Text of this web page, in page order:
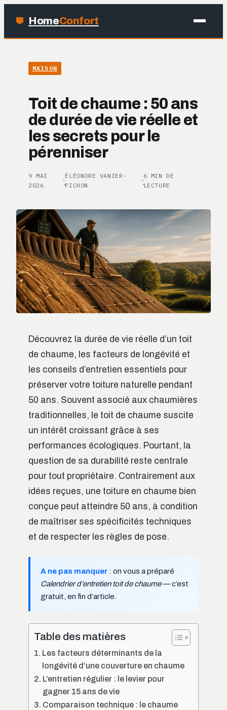
HomeConfort
JARDINAGE
DÉCO
MAISON
Toit de chaume : 50 ans
de durée de vie réelle et
les secrets pour le
pérenniser
9 MAI
2026
·
ÉLÉONORE VANIER-
PICHON
·
6 MIN DE
LECTURE
Découvrez la durée de vie réelle d’un toit
de chaume, les facteurs de longévité et
les conseils d’entretien essentiels pour
préserver votre toiture naturelle pendant
50 ans. Souvent associé aux chaumières
traditionnelles, le toit de chaume suscite
un intérêt croissant grâce à ses
performances écologiques. Pourtant, la
question de sa durabilité reste centrale
pour tout propriétaire. Contrairement aux
idées reçues, une toiture en chaume bien
conçue peut atteindre 50 ans, à condition
de maîtriser ses spécificités techniques
et de respecter les règles de pose.
A ne pas manquer : on vous a préparé
Calendrier d’entretien toit de chaume— c’est
gratuit, en fin d’article.
Table des matières
Les facteurs déterminants de la
longévité d’une couverture en chaume
L’entretien régulier : le levier pour
gagner 15 ans de vie
Comparaison technique : le chaume